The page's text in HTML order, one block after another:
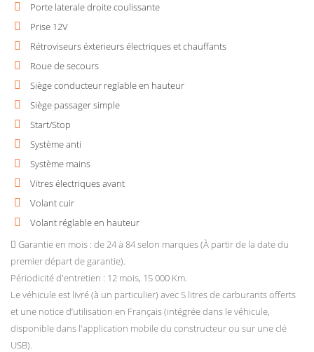
Porte laterale droite coulissante
Prise 12V
Rétroviseurs éxterieurs électriques et chauffants
Roue de secours
Siège conducteur reglable en hauteur
Siège passager simple
Start/Stop
Système anti
Système mains
Vitres électriques avant
Volant cuir
Volant réglable en hauteur
Garantie en mois : de 24 à 84 selon marques (À partir de la date du
premier départ de garantie).
Périodicité d'entretien : 12 mois, 15 000 Km.
Le véhicule est livré (à un particulier) avec 5 litres de carburants offerts
et une notice d’utilisation en Français (intégrée dans le véhicule,
disponible dans l'application mobile du constructeur ou sur une clé
USB).